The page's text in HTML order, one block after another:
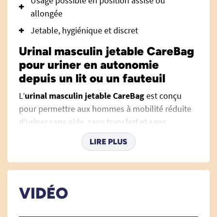
allongée
Jetable, hygiénique et discret
Urinal masculin jetable CareBag
pour uriner en autonomie
depuis un lit ou un fauteuil
L’urinal masculin jetable CareBagest conçu
pour permettre aux hommes à mobilité réduite
d’uriner sans aide, sans transfert et sans
contrainte. Il répond aux besoins des personnes
en fauteuil roulant, alitées ou ayant des
difficultés à se déplacer, à domicile comme en
Simple à utiliser, léger et hygiénique, cet urinal
LIRE PLUS
VIDÉO